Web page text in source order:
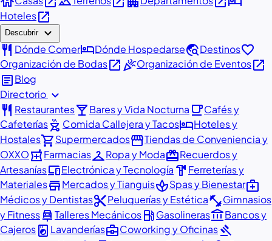
Hotelesopen_in_new
Descubrir expand_more
restaurant Dónde ComerhotelDónde Hospedarsetravel_exploreDestinosfavorite
Organización de Bodasopen_in_newcelebrationOrganización de Eventosopen_in_new
articleBlog
Directorio expand_more
restaurant Restauranteslocal_barBares y Vida Nocturna local_cafeCafés y
Cafeteríasoutdoor_grill Comida Callejera y TacoshotelHoteles y
Hostalesshopping_cartSupermercadosstorefrontTiendas de Conveniencia y
OXXOlocal_pharmacyFarmaciascheckroomRopa y ModaredeemRecuerdos y
ArtesaníasdevicesElectrónica y Tecnología hardware Ferreterías y
MaterialesstoreMercados y TianguisspaSpas y Bienestarmedical_services
Médicos y Dentistascontent_cutPeluquerías y Estéticafitness_centerGimnasios
y Fitnesscar_repairTalleres Mecánicoslocal_gas_stationGasolinerasaccount_balanceBancos y
Cajeroslocal_laundry_service Lavanderíasbusiness_centerCoworking y Oficinasgavel